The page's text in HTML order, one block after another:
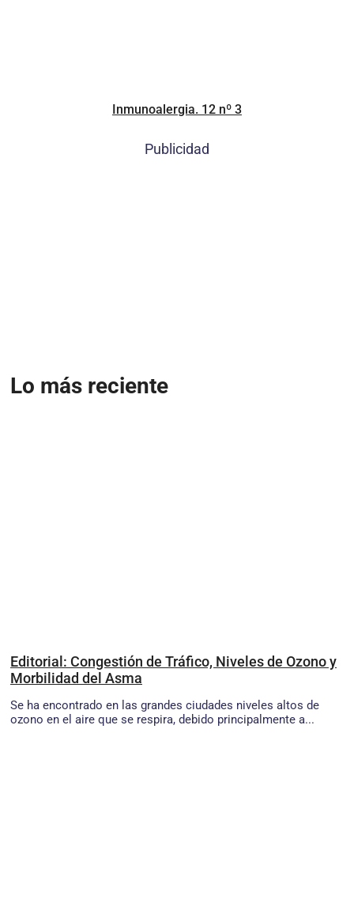
Inmunoalergia. 12 nº 3
Publicidad
Lo más reciente
Editorial: Congestión de Tráfico, Niveles de Ozono y
Morbilidad del Asma
Se ha encontrado en las grandes ciudades niveles altos de
ozono en el aire que se respira, debido principalmente a...